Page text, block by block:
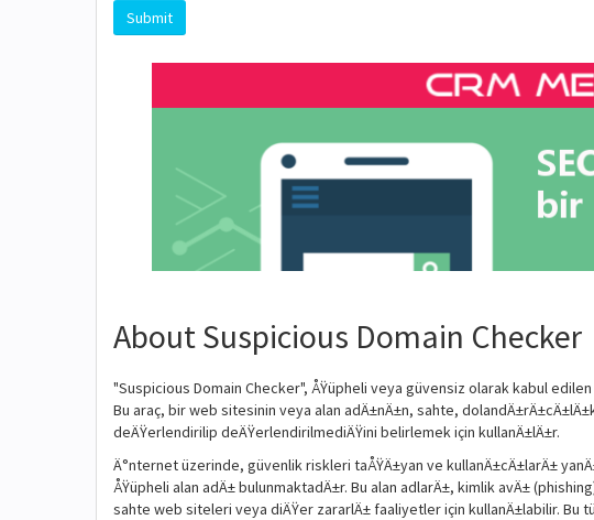
About Suspicious Domain Checker
"Suspicious Domain Checker", ÅŸüpheli veya güvensiz olarak kabul
Bu araç, bir web sitesinin veya alan adÄ±nÄ±n, sahte,
deÄŸerlendirilip deÄŸerlendirilmediÄŸini belirlemek için kullanÄ±lÄ±r.
Ä°nternet üzerinde, güvenlik riskleri taÅŸÄ±yan ve kullanÄ±cÄ±larÄ±
ÅŸüpheli alan adÄ± bulunmaktadÄ±r. Bu alan adlarÄ±, kimlik avÄ±
sahte web siteleri veya diÄŸer zararlÄ± faaliyetler için kullanÄ±labilir. Bu